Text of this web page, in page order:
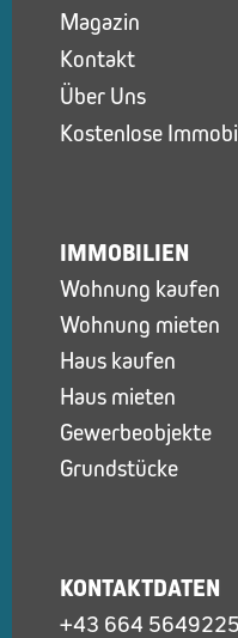
Magazin
Kontakt
Über Uns
Kostenlose
IMMOBILIEN
Wohnung kaufen
Wohnung mieten
Haus kaufen
Haus mieten
Gewerbeobjekte
Grundstücke
KONTAKTDATEN
+43 664 5649225